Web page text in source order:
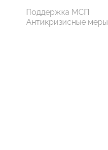
Поддержка МСП.
Антикризисные меры